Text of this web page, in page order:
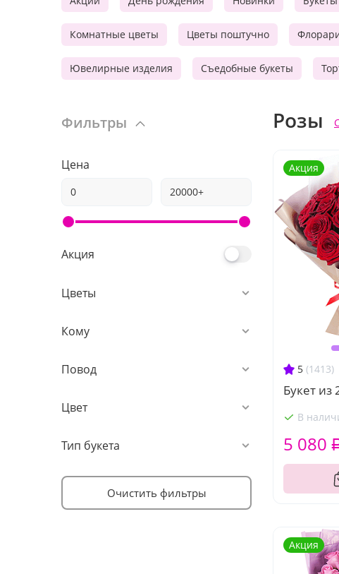
Комнатные цветы Цветы поштучно
Ювелирные изделия Съедобные букеты
Фильтры
Цена
Акция
Цветы
Кому
Повод
Цвет
Тип букета
Очистить фильтры
Розы
5 (1413)
Букет из
В
5 080
Акция
Акция